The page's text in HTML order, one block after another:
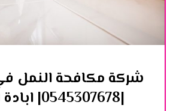
شركة مكافحة النمل
|0545307678| ابادة النمل